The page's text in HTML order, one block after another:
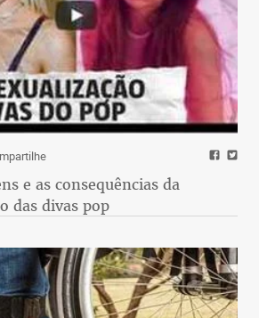
e as consequências da
das divas pop